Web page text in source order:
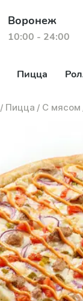
Воронеж
10:00 - 24:00
Пицца
/ Пицца / С мясом